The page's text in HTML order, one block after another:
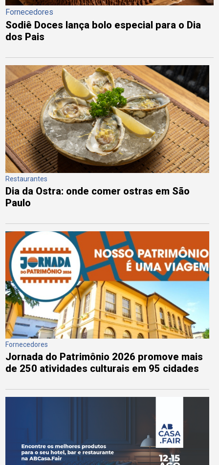
Fornecedores
Sodiê Doces lança bolo especial para o Dia
dos Pais
Restaurantes
Dia da Ostra: onde comer ostras em São
Paulo
Fornecedores
Jornada do Patrimônio 2026 promove mais
de 250 atividades culturais em 95 cidades